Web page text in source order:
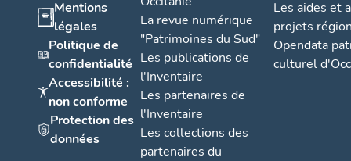
Mentions
légales
Politique de
confidentialité
Accessibilité :
non conforme
Protection des
données
La revue numérique
"Patrimoines du Sud"
Les publications de
l'Inventaire
Les partenaires de
l'Inventaire
Les collections des
partenaires du
Les aides et
projets
Opendata
culturel